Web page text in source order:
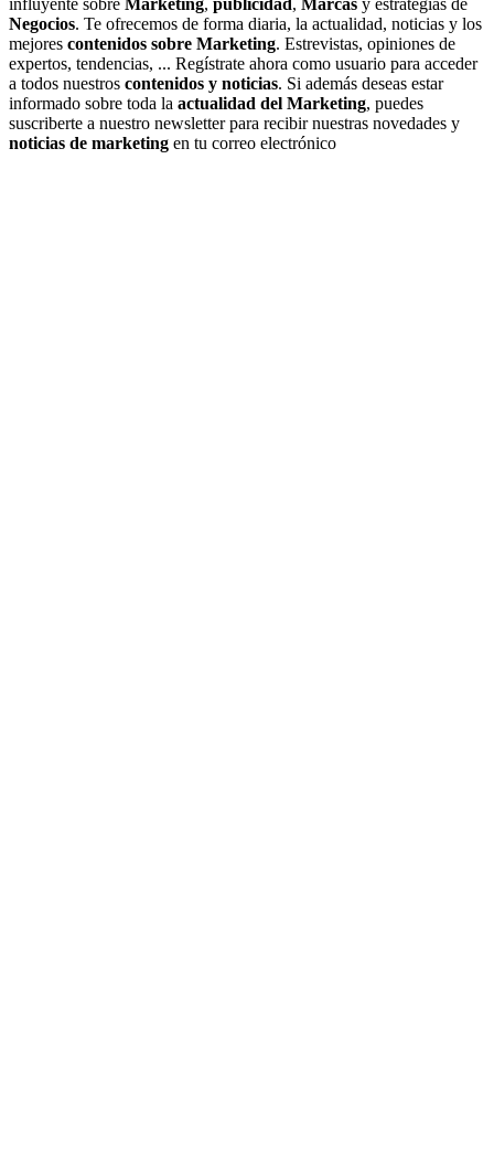
influyente sobre Marketing, publicidad , Marcas y estrategias de
Negocios. Te ofrecemos de forma diaria, la actualidad, noticias y los
mejores contenidos sobre Marketing. Estrevistas, opiniones de
expertos, tendencias, ... Regístrate ahora como usuario para acceder
a todos nuestros contenidos y noticias. Si además deseas estar
informado sobre toda la actualidad del Marketing, puedes
suscriberte a nuestro newsletter para recibir nuestras novedades y
noticias de marketing en tu correo electrónico